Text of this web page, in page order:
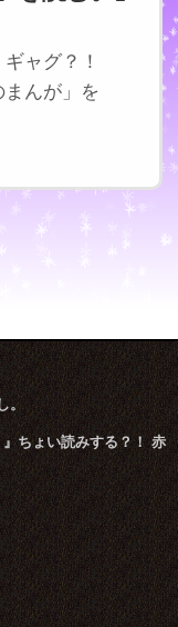
ャグ？！
んが」を
。
ちょい読みする？！ 赤